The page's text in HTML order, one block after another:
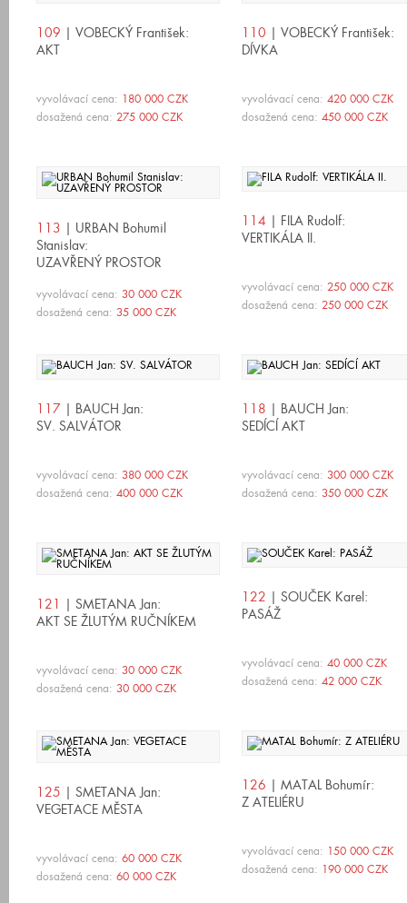
109 | VOBECKÝ František:
AKT
vyvolávací cena: 180 000 CZK
dosažená cena: 275 000 CZK
110 | VOBECKÝ František:
DÍVKA
vyvolávací cena: 420 000 CZK
dosažená cena: 450 000 CZK
113 | URBAN Bohumil
Stanislav:
UZAVŘENÝ PROSTOR
vyvolávací cena: 30 000 CZK
dosažená cena: 35 000 CZK
114 | FILA Rudolf:
VERTIKÁLA II.
vyvolávací cena: 250 000 CZK
dosažená cena: 250 000 CZK
117 | BAUCH Jan:
SV. SALVÁTOR
vyvolávací cena: 380 000 CZK
dosažená cena: 400 000 CZK
118 | BAUCH Jan:
SEDÍCÍ AKT
vyvolávací cena: 300 000 CZK
dosažená cena: 350 000 CZK
121 | SMETANA Jan:
AKT SE ŽLUTÝM RUČNÍKEM
vyvolávací cena: 30 000 CZK
dosažená cena: 30 000 CZK
122 | SOUČEK Karel:
PASÁŽ
vyvolávací cena: 40 000 CZK
dosažená cena: 42 000 CZK
125 | SMETANA Jan:
VEGETACE MĚSTA
vyvolávací cena: 60 000 CZK
dosažená cena: 60 000 CZK
126 | MATAL Bohumír:
Z ATELIÉRU
vyvolávací cena: 150 000 CZK
dosažená cena: 190 000 CZK